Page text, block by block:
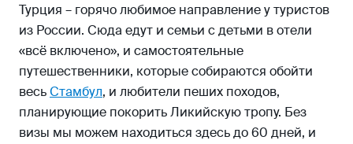
Турция – горячо любимое направление у туристов
из России. Сюда едут и семьи с детьми в отели
«всё включено», и самостоятельные
путешественники, которые собираются обойти
весьСтамбул, и любители пеших походов,
планирующие покорить Ликийскую тропу. Без
визы мы можем находиться здесь до 60 дней, и